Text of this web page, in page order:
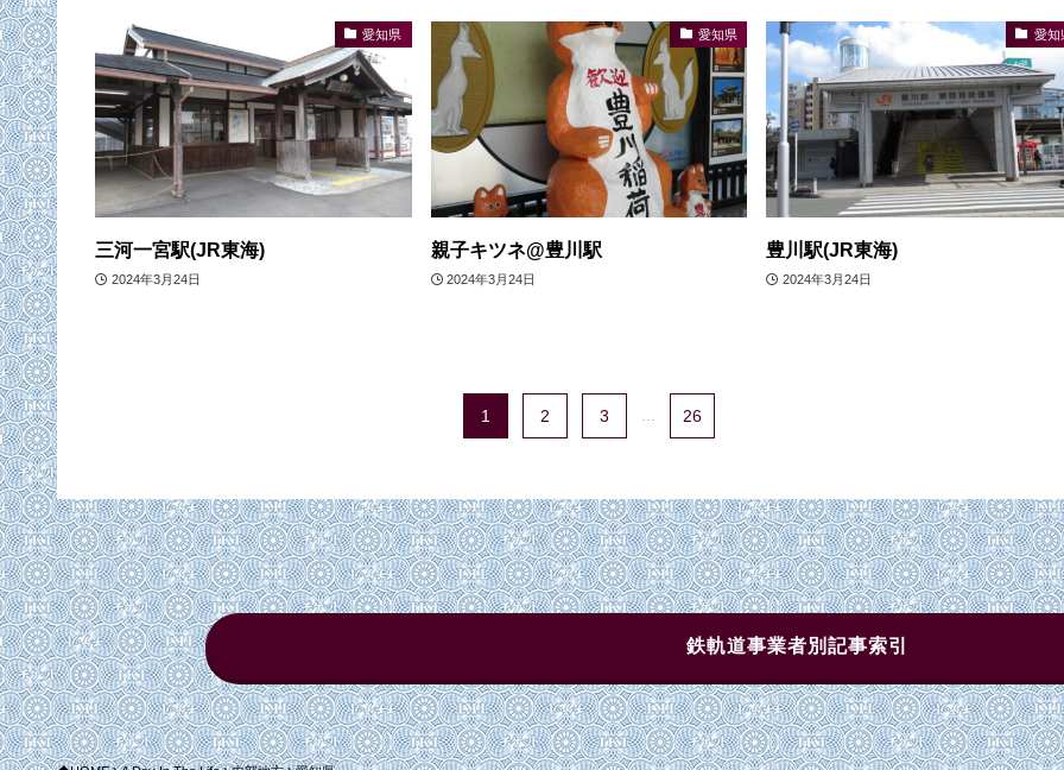
愛知県
三河一宮駅(JR東海)
2024年3月24日
愛知県
親子キツネ@豊川駅
2024年3月24日
愛知
豊川駅(JR東海)
2024年3月24日
1 2 3 ... 26
鉄軌道事業者別記事索引